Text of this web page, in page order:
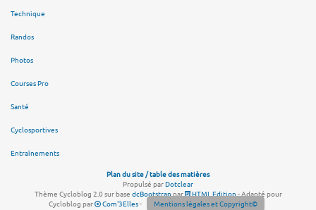
Technique
Randos
Photos
Courses Pro
Santé
Cyclosportives
Entraînements
Plan du site / table des matières
Propulsé parDotclear
Thème Cycloblog 2.0 sur base dcBootstrappar HTML Edition- Adapté pour
Cycloblog par
Com'3Elles- Mentions légales et Copyright©